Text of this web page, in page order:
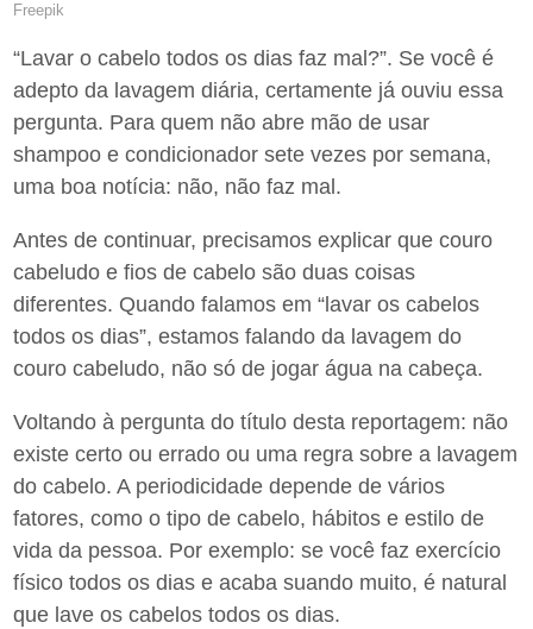
Freepik
“Lavar o cabelo todos os dias faz mal?”. Se você é
adepto da lavagem diária, certamente já ouviu essa
pergunta. Para quem não abre mão de usar
shampoo e condicionador sete vezes por semana,
uma boa notícia: não, não faz mal.
Antes de continuar, precisamos explicar que couro
cabeludo e fios de cabelo são duas coisas
diferentes. Quando falamos em “lavar os cabelos
todos os dias”, estamos falando da lavagem do
couro cabeludo, não só de jogar água na cabeça.
Voltando à pergunta do título desta reportagem: não
existe certo ou errado ou uma regra sobre a lavagem
do cabelo. A periodicidade depende de vários
fatores, como o tipo de cabelo, hábitos e estilo de
vida da pessoa. Por exemplo: se você faz exercício
físico todos os dias e acaba suando muito, é natural
que lave os cabelos todos os dias.